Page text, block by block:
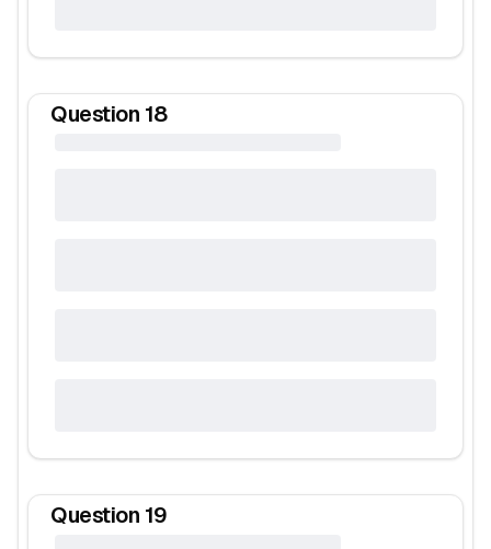
Question 18
Question 19